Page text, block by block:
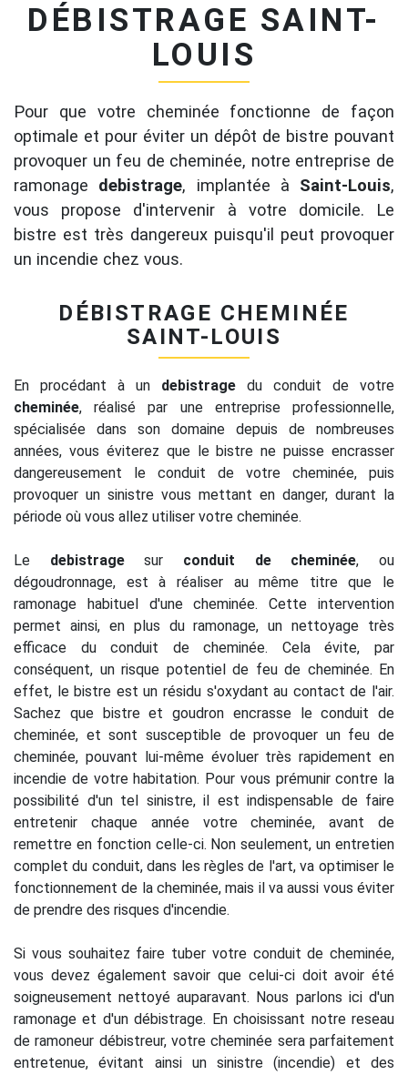
DÉBISTRAGE SAINT-
LOUIS
Pour que votre cheminée fonctionne de façon
optimale et pour éviter un dépôt de bistre pouvant
provoquer un feu de cheminée, notre entreprise de
ramonage debistrage, implantée à Saint-Louis,
vous propose d'intervenir à votre domicile. Le
bistre est très dangereux puisqu'il peut provoquer
un incendie chez vous.
DÉBISTRAGE CHEMINÉE
SAINT-LOUIS
En procédant à un debistrage du conduit de votre
cheminée, réalisé par une entreprise professionnelle,
spécialisée dans son domaine depuis de nombreuses
années, vous éviterez que le bistre ne puisse encrasser
dangereusement le conduit de votre cheminée, puis
provoquer un sinistre vous mettant en danger, durant la
période où vous allez utiliser votre cheminée.
Le debistragesur conduit de cheminée, ou
dégoudronnage, est à réaliser au même titre que le
ramonage habituel d'une cheminée. Cette intervention
permet ainsi, en plus du ramonage, un nettoyage très
efficace du conduit de cheminée. Cela évite, par
conséquent, un risque potentiel de feu de cheminée. En
effet, le bistre est un résidu s'oxydant au contact de l'air.
Sachez que bistre et goudron encrasse le conduit de
cheminée, et sont susceptible de provoquer un feu de
cheminée, pouvant lui-même évoluer très rapidement en
incendie de votre habitation. Pour vous prémunir contre la
possibilité d'un tel sinistre, il est indispensable de faire
entretenir chaque année votre cheminée, avant de
remettre en fonction celle-ci. Non seulement, un entretien
complet du conduit, dans les règles de l'art, va optimiser le
fonctionnement de la cheminée, mais il va aussi vous éviter
de prendre des risques d'incendie.
Si vous souhaitez faire tuber votre conduit de cheminée,
vous devez également savoir que celui-ci doit avoir été
soigneusement nettoyé auparavant. Nous parlons ici d'un
ramonage et d'un débistrage. En choisissant notre reseau
de ramoneur débistreur, votre cheminée sera parfaitement
entretenue, évitant ainsi un sinistre (incendie) et des